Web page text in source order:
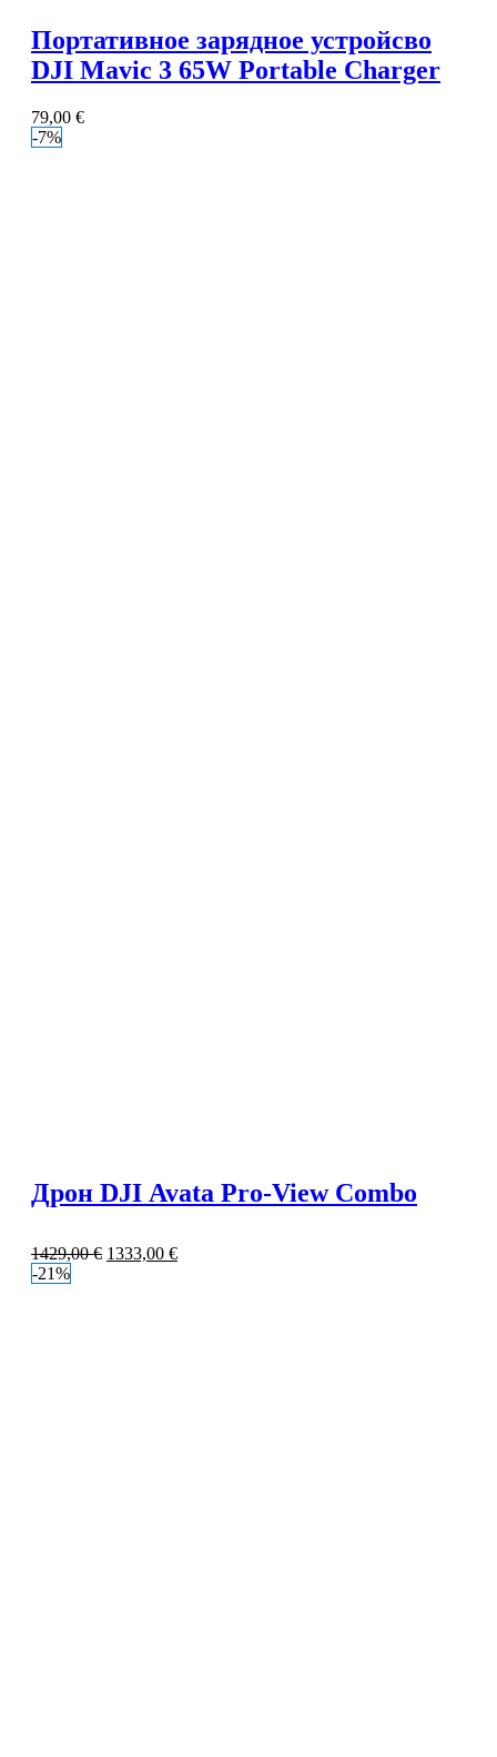
Портативное зарядное устройсво
DJI Mavic 3 65W Portable Charger
79,00 €
-7%
Дрон DJI Avata Pro-View Combo
1429,00€ 1333,00 €
-21%